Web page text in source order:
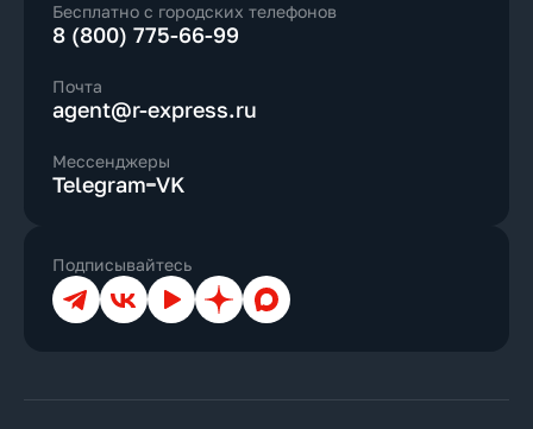
Бесплатно с городских телефонов
8 (800) 775-66-99
Почта
agent@r-express.ru
Мессенджеры
Telegram VK
Подписывайтесь
ТелеграмВКонтакте
YouTubeДзен Max